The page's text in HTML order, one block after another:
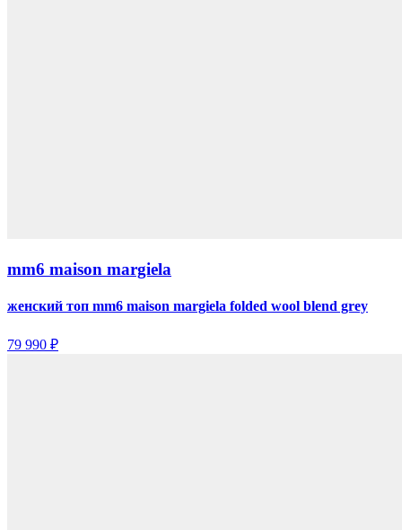
mm6 maison margiela
женский топ mm6 maison margiela folded wool blend grey
79 990 ₽